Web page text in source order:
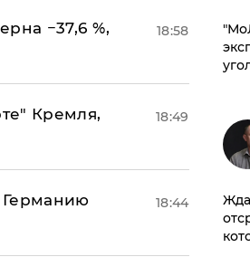
−37,6 %,
18:58
Кремля,
18:49
Германию
18:44